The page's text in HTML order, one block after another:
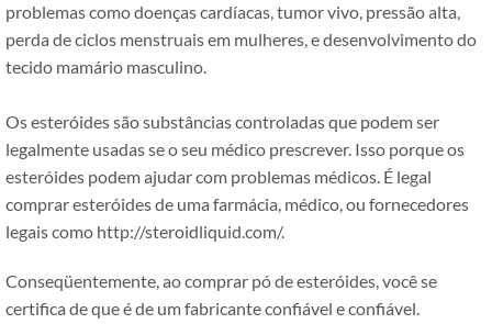
problemas como doenças cardíacas, tumor vivo, pressão alta,
perda de ciclos menstruais em mulheres, e desenvolvimento do
tecido mamário masculino.
Os esteróides são substâncias controladas que podem ser
legalmente usadas se o seu médico prescrever. Isso porque os
esteróides podem ajudar com problemas médicos. É legal
comprar esteróides de uma farmácia, médico, ou fornecedores
legais como http://steroidliquid.com/.
Conseqüentemente, ao comprar pó de esteróides, você se
certifica de que é de um fabricante confiável e confiável.